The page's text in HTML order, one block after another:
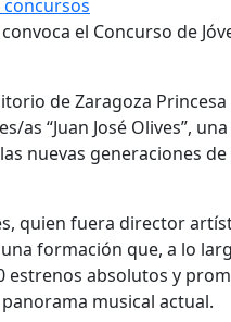
de Zaragoza
as “Juan José Olives”,
nuevas generaciones
quien fuera director
formación que, a lo
absolutos y
musical actual.